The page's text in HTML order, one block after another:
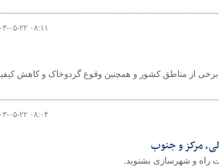
۱۴۰۳-۰۵-۲۲
برخی از مناطق کشور و همچنین وقوع گردوخاک و کاهش
۱۴۰۳-۰۵-۲۲
مرکز و جنوب
راه و شهرسازی بشنوید.